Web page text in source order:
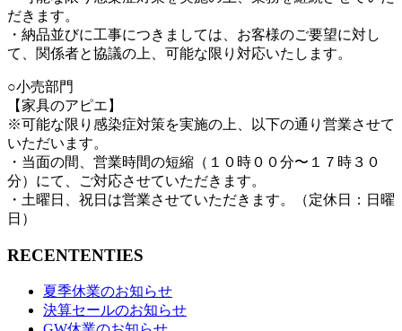
だきます。
・納品並びに工事につきましては、お客様のご要望に対し
て、関係者と協議の上、可能な限り対応いたします。
○小売部門
【家具のアピエ】
※可能な限り感染症対策を実施の上、以下の通り営業させて
いただいます。
・当面の間、営業時間の短縮（１０時００分〜１７時３０
分）にて、ご対応させていただきます。
・土曜日、祝日は営業させていただきます。（定休日：日曜
日）
RECENTENTIES
夏季休業のお知らせ
決算セールのお知らせ